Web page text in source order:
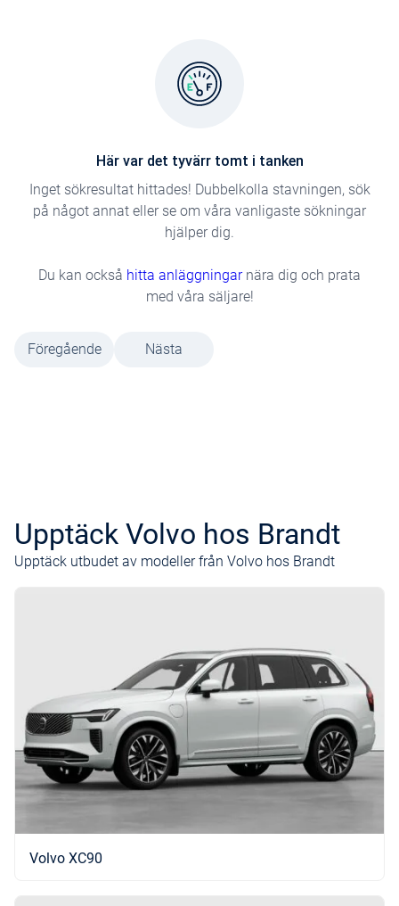
Här var det tyvärr tomt i tanken
Inget sökresultat hittades! Dubbelkolla stavningen, sök
på något annat eller se om våra vanligaste sökningar
hjälper dig.
Du kan också hitta anläggningarnära dig och prata
med våra säljare!
Föregående Nästa
Upptäck Volvo hos Brandt
Upptäck utbudet av modeller från Volvo hos Brandt
Volvo XC90